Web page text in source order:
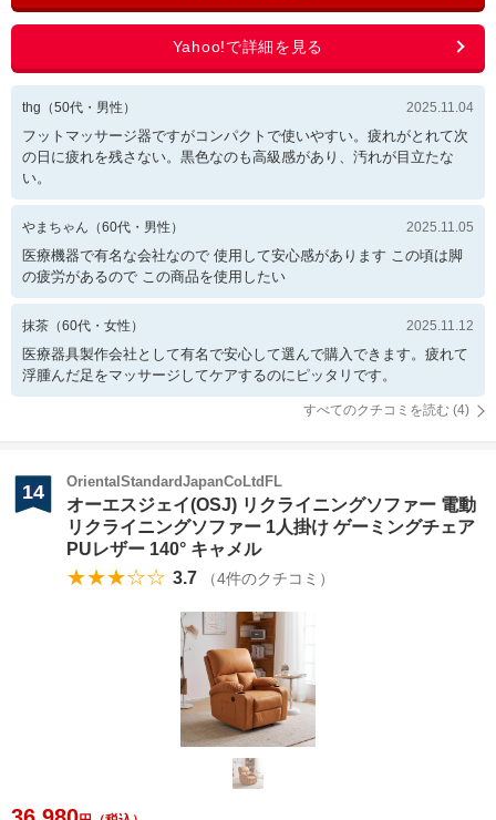
thg （50代・ 男性 ） 2025.11.04
フットマッサージ器ですがコンパクトで使いやすい。疲れがとれて次
の日に疲れを残さない。黒色なのも高級感があり、汚れが目立たな
い。
やまちゃん （60代・ 男性 ） 2025.11.05
医療機器で有名な会社なので 使用して安心感があります この頃は脚
の疲労があるので この商品を使用したい
抹茶 （60代・ 女性 ） 2025.11.12
医療器具製作会社として有名で安心して選んで購入できます。疲れて
浮腫んだ足をマッサージしてケアするのにピッタリです。
すべてのクチコミを読む (4)
14 OrientalStandardJapanCoLtdFL
オーエスジェイ(OSJ) リクライニングソファー 電動
リクライニングソファー 1人掛け ゲーミングチェア
PUレザー 140° キャメル
★★★☆☆ 3.7 （4件のクチコミ）